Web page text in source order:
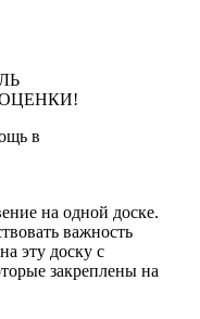
в
на одной доске.
важность
эту доску с
закреплены на